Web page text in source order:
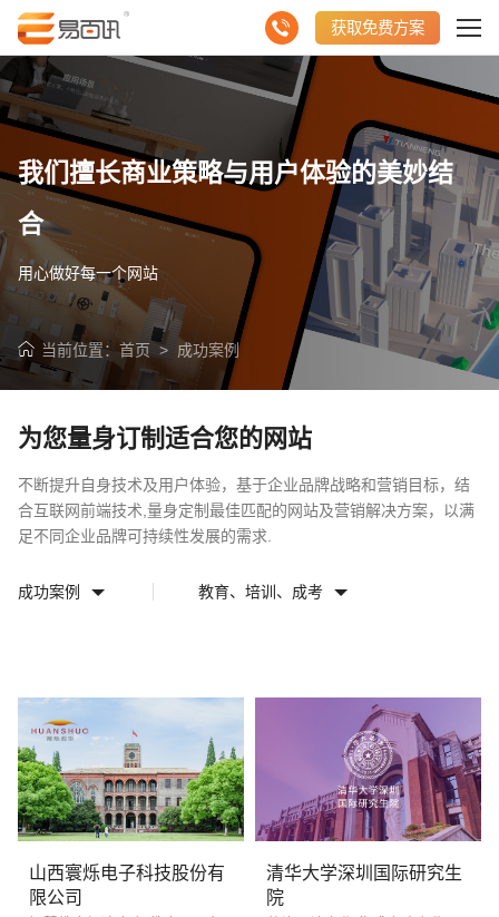
获取免费方案
我们擅长商业策略与用户体验的美妙结
合
用心做好每一个网站
当前位置： 首页> 成功案例
为您量身订制适合您的网站
不断提升自身技术及用户体验，基于企业品牌战略和营销目标，结
合互联网前端技术,量身定制最佳匹配的网站及营销解决方案，以满
足不同企业品牌可持续性发展的需求.
成功案例 教育、培训、成考
山西寰烁电子科技股份有
限公司
清华大学深圳国际研究生
院
请输入您的公司名称
电话 微信号